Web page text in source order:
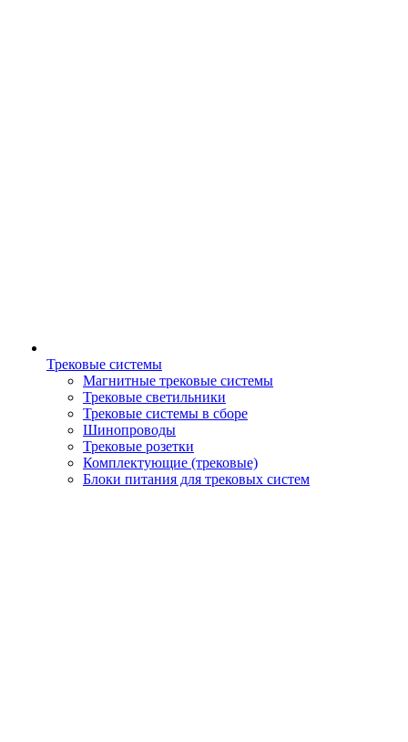
Трековые системы
Магнитные трековые системы
Трековые светильники
Трековые системы в сборе
Шинопроводы
Трековые розетки
Комплектующие (трековые)
Блоки питания для трековых систем